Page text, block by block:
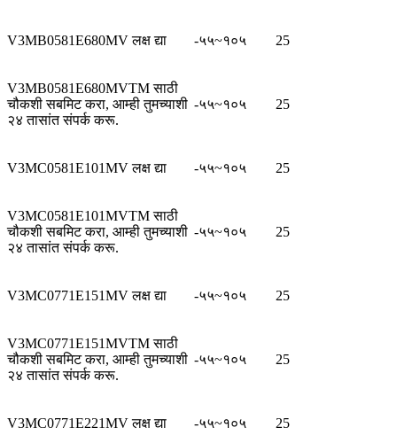
V3MB0581E680MV लक्ष द्या -५५~१०५ 25
V3MB0581E680MVTM साठी
चौकशी सबमिट करा, आम्ही तुमच्याशी
२४ तासांत संपर्क करू.
-५५~१०५ 25
V3MC0581E101MV लक्ष द्या -५५~१०५ 25
V3MC0581E101MVTM साठी
चौकशी सबमिट करा, आम्ही तुमच्याशी
२४ तासांत संपर्क करू.
-५५~१०५ 25
V3MC0771E151MV लक्ष द्या -५५~१०५ 25
V3MC0771E151MVTM साठी
चौकशी सबमिट करा, आम्ही तुमच्याशी
२४ तासांत संपर्क करू.
-५५~१०५ 25
V3MC0771E221MV लक्ष द्या -५५~१०५ 25